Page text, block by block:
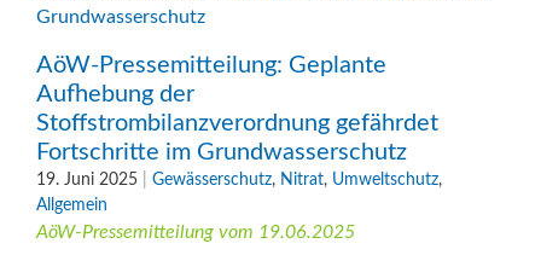
AöW-Pressemitteilung: Geplante
Aufhebung der
Stoffstrombilanzverordnung gefährdet
Fortschritte im Grundwasserschutz
19. Juni 2025 Gewässerschutz, Nitrat, Umweltschutz,
Allgemein
AöW-Pressemitteilung vom 19.06.2025